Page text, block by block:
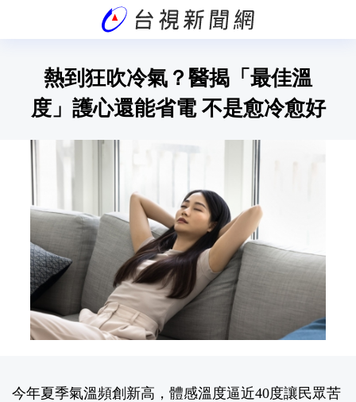
熱到狂吹冷氣？醫揭「最佳溫
度」護心還能省電 不是愈冷愈好
今年夏季氣溫頻創新高，體感溫度逼近40度讓民眾苦